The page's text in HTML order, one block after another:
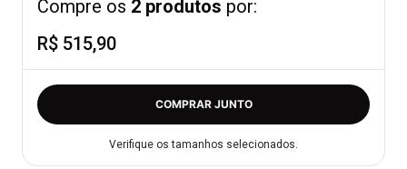
Compre os 2 produtos por:
R$ 515,90
COMPRAR JUNTO
Verifique os tamanhos selecionados.